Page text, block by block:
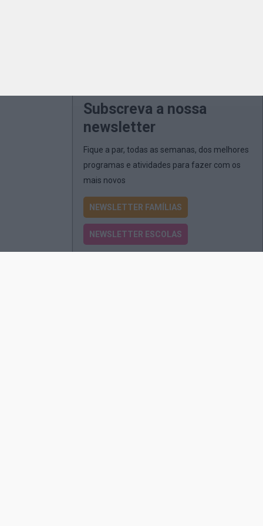
Subscreva a nossa
newsletter
Fique a par, todas as semanas, dos melhores
programas e atividades para fazer com os
mais novos
NEWSLETTER FAMÍLIAS
NEWSLETTER ESCOLAS